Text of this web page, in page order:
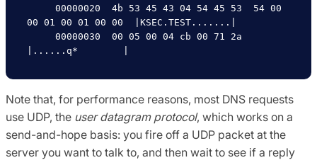
00 01 00 01 00 00  |KSEC.TEST.......|
Note that, for performance reasons, most DNS requests
use UDP, the user datagram protocol, which works on a
send-and-hope basis: you fire off a UDP packet at the
server you want to talk to, and then wait to see if a reply